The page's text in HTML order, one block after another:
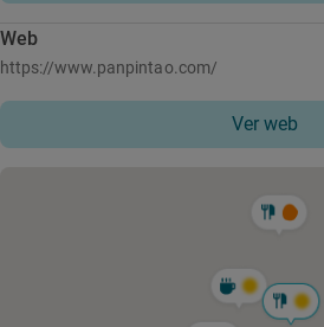
Web
https://www.panpintao.com/
Ver web